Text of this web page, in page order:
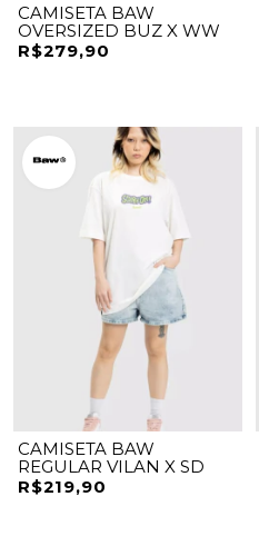
CAMISETA BAW
OVERSIZED BUZ X WW
R$279,90
CAMISETA BAW
REGULAR VILAN X SD
R$219,90